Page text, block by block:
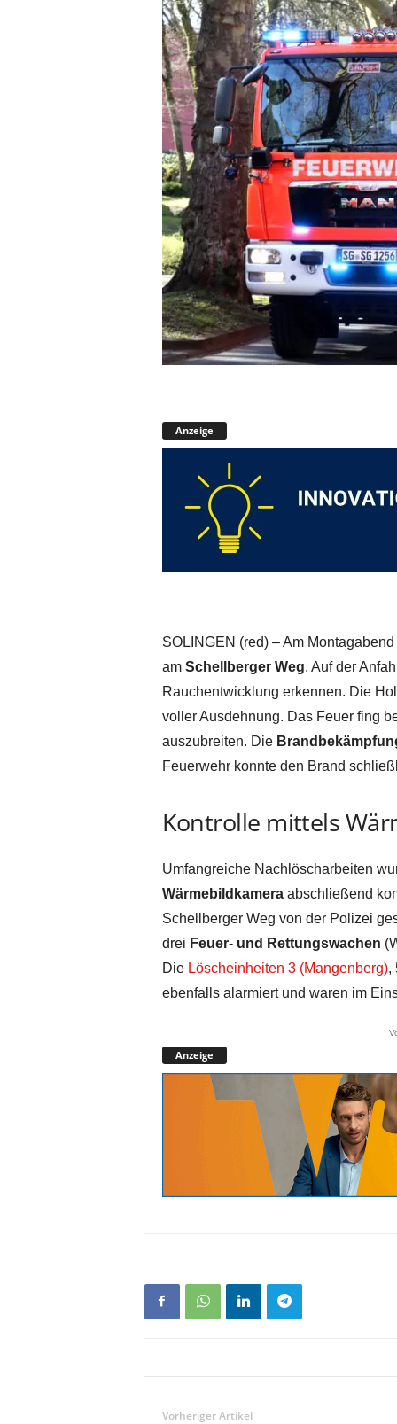
Anzeige
SOLINGEN (red) – Am
am Schellberger Weg. Auf der
Rauchentwicklung erkennen. Die
voller Ausdehnung. Das Feuer fing
auszubreiten. Die
Feuerwehr konnte den Brand
Kontrolle mittels
Umfangreiche Nachlöscharbeiten
Wärmebildkameraabschließend
Schellberger Weg von der Polizei
drei Feuer- und Rettungswachen
Die Löscheinheiten 3 (Mangenberg),
ebenfalls alarmiert und waren im
Anzeige
Vorheriger Artikel